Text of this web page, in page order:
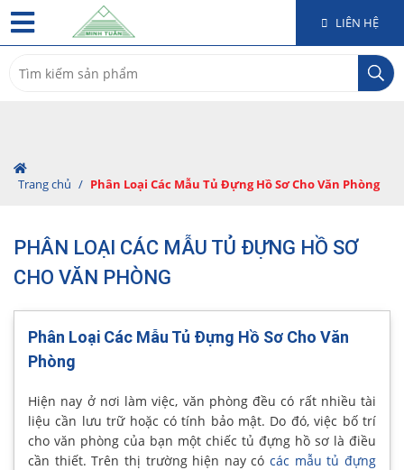
LIÊN HỆ
for:
Trang chủ / Phân Loại Các Mẫu Tủ Đựng Hồ Sơ Cho Văn Phòng
PHÂN LOẠI CÁC MẪU TỦ ĐỰNG HỒ SƠ
CHO VĂN PHÒNG
Phân Loại Các Mẫu Tủ Đựng Hồ Sơ Cho Văn
Phòng
Hiện nay ở nơi làm việc, văn phòng đều có rất nhiều tài
liệu cần lưu trữ hoặc có tính bảo mật. Do đó, việc bố trí
cho văn phòng của bạn một chiếc tủ đựng hồ sơ là điều
cần thiết. Trên thị trường hiện nay cócác mẫu tủ đựng